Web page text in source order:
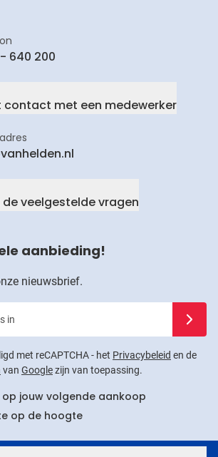
640 200
contact met een medewerker
de veelgestelde vragen
aanbieding!
nieuwsbrief.
met reCAPTCHA - het Privacybeleid en de
van Googlezijn van toepassing.
jouw volgende aankoop
op de hoogte